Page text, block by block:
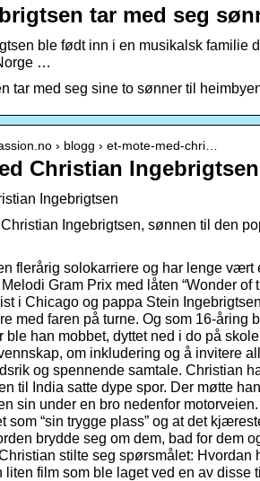
tar med seg
ble født inn i en musikalsk familie
…
tar med seg sine to sønner til
› blogg › et-mote-med-chri…
Christian
Ingebrigtsen
Ingebrigtsen, sønnen til den
flerårig solokarriere og har lenge
Gram Prix med låten “Wonder
i Chicago og pappa Stein
med faren på turne. Og som 16-åring
ble han mobbet, dyttet ned i do på
om inkludering og å invitere
og spennende samtale. Christian
til India satte dype spor. Der møtte
sin under en bro nedenfor
som “sin trygge plass” og at det
brydde seg om dem, bad for dem
stilte seg spørsmålet:
liten film som ble laget ved en av disse